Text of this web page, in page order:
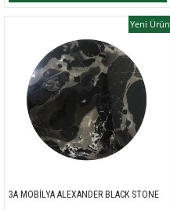
3A MOBİLYA ALEXANDER BLACK STONE
Yeni Ürün